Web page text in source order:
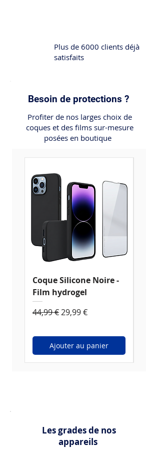
Plus de 6000 clients déjà
satisfaits
Besoin de protections ?
Profiter de nos larges choix de
coques et des films sur-mesure
posées en boutique
Coque Silicone Noire -
Film hydrogel
Prix original
44,99 € Prix promotionnel
29,99 €
Ajouter au panier
Les grades de nos
appareils